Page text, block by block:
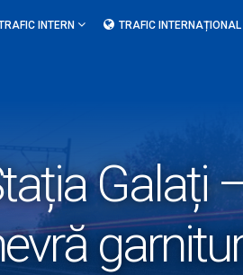
INTERN TRAFIC INTERNAȚIONAL
Galați